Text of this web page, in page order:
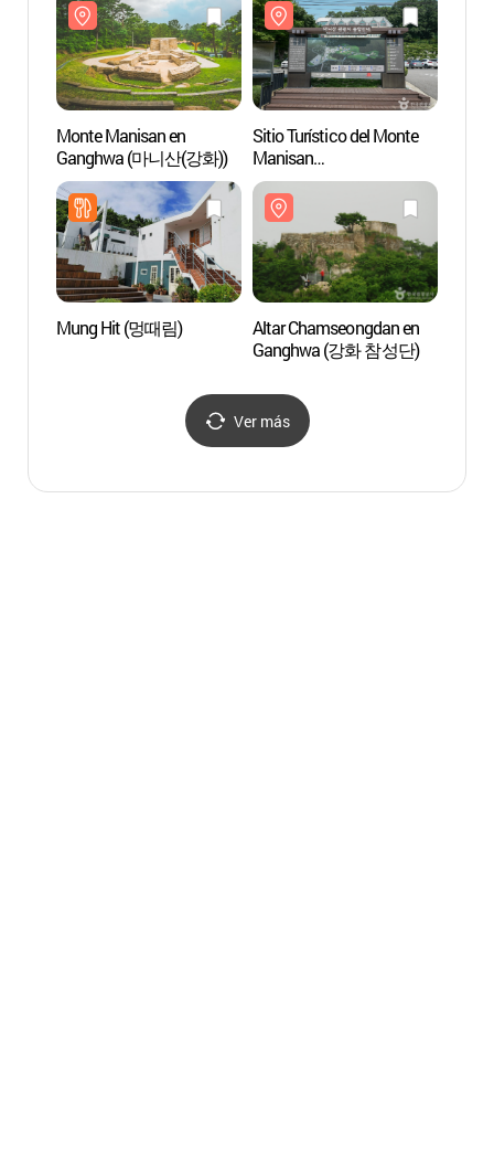
Monte Manisan en
Ganghwa (마니산(강화))
Sitio Turístico del Monte
Manisan
(마니산국민관광지)
Mung Hit (멍때림)
Altar Chamseongdan en
Ganghwa (강화 참성단)
Ver más